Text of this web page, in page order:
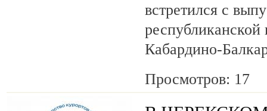
встретился с
Кабардино-
Просмотров: 17